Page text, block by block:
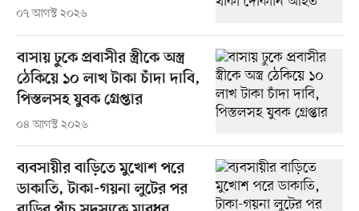
০৭ আগস্ট ২০২৬
বাসায় ঢুকে প্রবাসীর স্ত্রীকে অস্ত্র
ঠেকিয়ে ১০ লাখ টাকা চাঁদা দাবি,
পিস্তলসহ যুবক গ্রেপ্তার
০৪ আগস্ট ২০২৬
ব্যবসায়ীর বাড়িতে মুখোশ পরে
ডাকাতি, টাকা-গয়না লুটের পর